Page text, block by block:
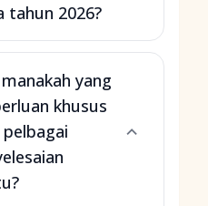
tahun 2026?
yang
khusus